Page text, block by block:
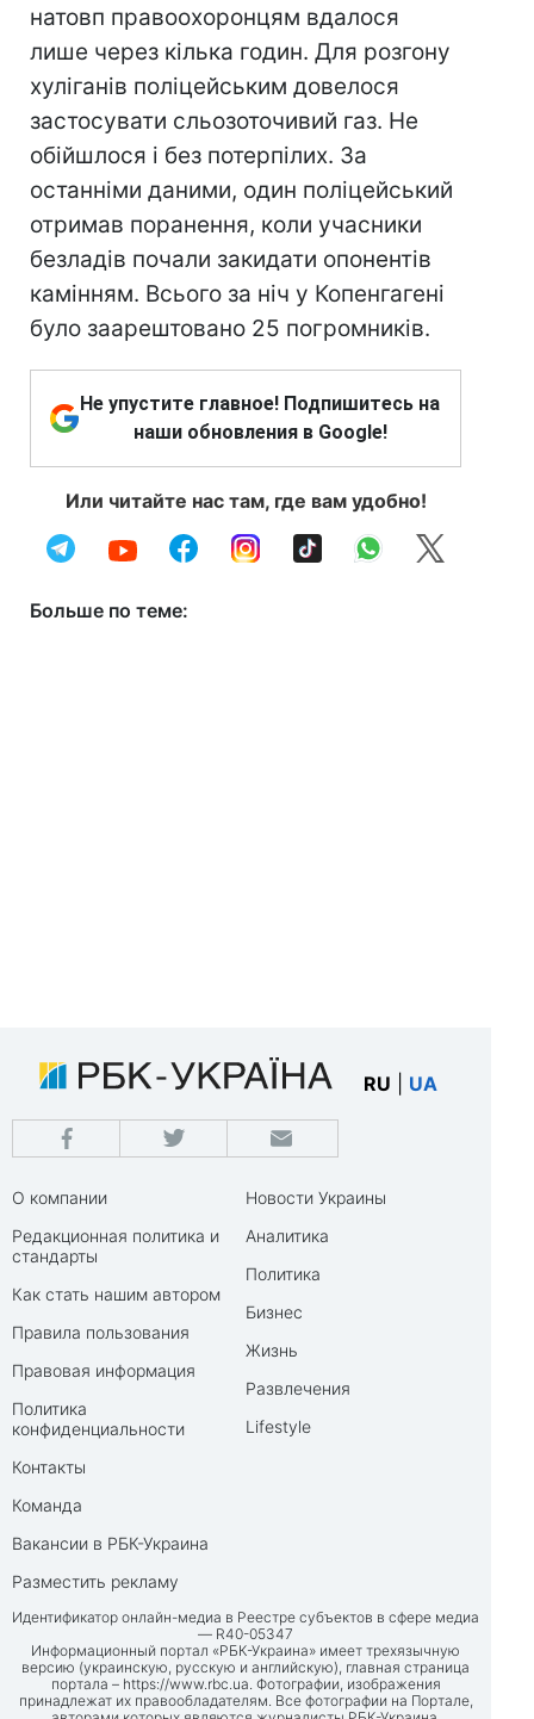
натовп правоохоронцям вдалося
лише через кілька годин. Для розгону
хуліганів поліцейським довелося
застосувати сльозоточивий газ. Не
обійшлося і без потерпілих. За
останніми даними, один поліцейський
отримав поранення, коли учасники
безладів почали закидати опонентів
камінням. Всього за ніч у Копенгагені
було заарештовано 25 погромників.
Не упустите главное! Подпишитесь на
наши обновления в Google!
Или читайте нас там, где вам удобно!
Больше по теме:
RU UA
О компании
Редакционная политика и
стандарты
Как стать нашим автором
Правила пользования
Правовая информация
Политика
конфиденциальности
Контакты
Команда
Вакансии в РБК-Украина
Разместить рекламу
Новости Украины
Аналитика
Политика
Бизнес
Жизнь
Развлечения
Lifestyle
Идентификатор онлайн-медиа в Реестре субъектов в сфере медиа
— R40-05347
Информационный портал «РБК-Украина» имеет трехязычную
версию (украинскую, русскую и английскую), главная страница
портала – https://www.rbc.ua. Фотографии, изображения
принадлежат их правообладателям. Все фотографии на Портале,